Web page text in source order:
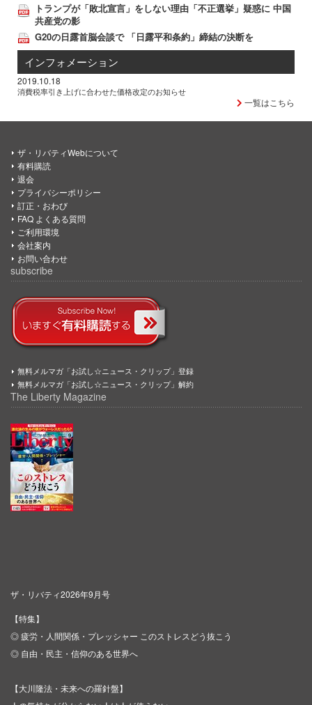
トランプが「敗北宣言」をしない理由「不正選挙」疑惑に 中国
共産党の影
G20の日露首脳会談で 「日露平和条約」締結の決断を
インフォメーション
2019.10.18
消費税率引き上げに合わせた価格改定のお知らせ
一覧はこちら
ザ・リバティWebについて
有料購読
退会
プライバシーポリシー
訂正・おわび
FAQ よくある質問
ご利用環境
会社案内
お問い合わせ
subscribe
無料メルマガ「お試し☆ニュース・クリップ」登録
無料メルマガ「お試し☆ニュース・クリップ」解約
The Liberty Magazine
ザ・リバティ2026年9月号
【特集】
◎ 疲労・人間関係・プレッシャー このストレスどう抜こう
◎ 自由・民主・信仰のある世界へ
【大川隆法・未来への羅針盤】